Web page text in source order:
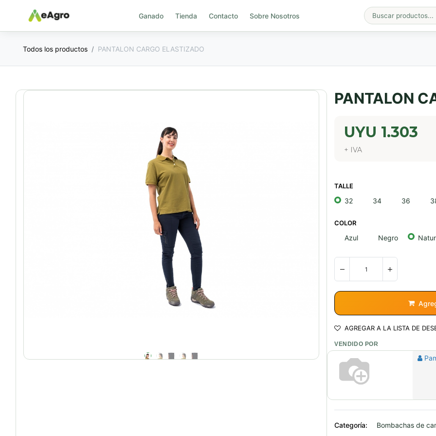
Ganado Tienda Contacto Sobre Nosotros
Todos los productos PANTALON CARGO ELASTIZADO
PANTALON
UYU 1.303
+ IVA
TALLE
32 34 36
COLOR
Azul Negro
AGREGAR A LA LISTA DE
VENDIDO POR
Categoría: Bombachas de